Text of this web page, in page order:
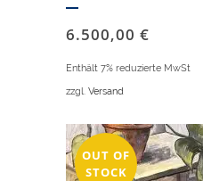
6.500,00 €
Enthält 7% reduzierte MwSt
zzgl. Versand
OUT OF
STOCK